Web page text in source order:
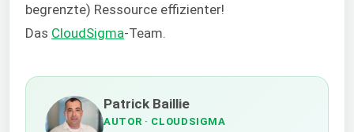
begrenzte) Ressource effizienter!
Das CloudSigma-Team.
Patrick Baillie
AUTOR · CLOUDSIGMA